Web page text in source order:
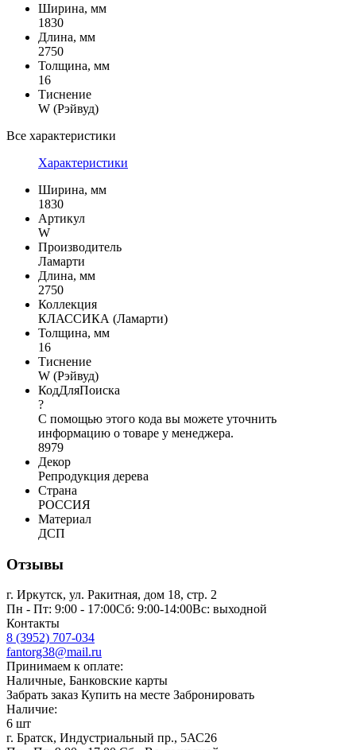
Ширина, мм
1830
Длина, мм
2750
Толщина, мм
16
Тиснение
W (Рэйвуд)
Все характеристики
Характеристики
Ширина, мм
1830
Артикул
W
Производитель
Ламарти
Длина, мм
2750
Коллекция
КЛАССИКА (Ламарти)
Толщина, мм
16
Тиснение
W (Рэйвуд)
КодДляПоиска
?
С помощью этого кода вы можете уточнить
информацию о товаре у менеджера.
8979
Декор
Репродукция дерева
Страна
РОССИЯ
Материал
ДСП
Отзывы
г. Иркутск, ул. Ракитная, дом 18, стр. 2
Пн - Пт: 9:00 - 17:00Сб: 9:00-14:00Вс: выходной
Контакты
8 (3952) 707-034
fantorg38@mail.ru
Принимаем к оплате:
Наличные, Банковские карты
Забрать заказ Купить на месте Забронировать
Наличие:
6 шт
г. Братск, Индустриальный пр., 5АС26